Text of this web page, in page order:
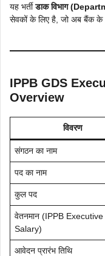
यह भर्तीडाक विभाग
सेवकों के लिए है, जो अब बैंक के
IPPB GDS
Overview
विवरण
संगठन का नाम
पद का नाम
कुल पद
वेतनमान (IPPB Executive
Salary)
आवेदन प्रारंभ तिथि